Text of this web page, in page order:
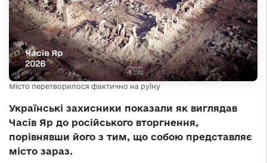
Місто перетворилося фактично на руїну
Українські захисники показали як виглядав
Часів Яр до російського вторгнення,
порівнявши його з тим, що собою представляє
місто зараз.